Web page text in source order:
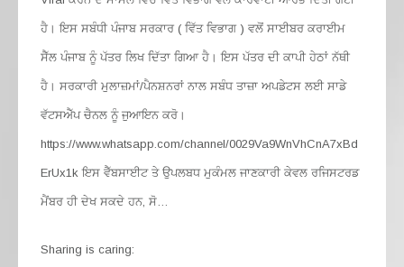
ਹੈ। ਇਸ ਸਬੰਧੀ ਪੰਜਾਬ ਸਰਕਾਰ ( ਵਿੱਤ ਵਿਭਾਗ ) ਵਲੋਂ ਸਾਈਬਰ ਕਰਾਈਮ
ਸੈੱਲ ਪੰਜਾਬ ਨੂੰ ਪੱਤਰ ਲਿਖ ਦਿੱਤਾ ਗਿਆ ਹੈ। ਇਸ ਪੱਤਰ ਦੀ ਕਾਪੀ ਹੇਠਾਂ ਨੱਥੀ
ਹੈ। ਸਰਕਾਰੀ ਮੁਲਾਜ਼ਮਾਂ/ਪੈਨਸ਼ਨਰਾਂ ਨਾਲ ਸਬੰਧ ਤਾਜ਼ਾ ਅਪਡੇਟਸ ਲਈ ਸਾਡੇ
ਵੱਟਸਐੱਪ ਚੈਨਲ ਨੂੰ ਜੁਆਇਨ ਕਰੋ।
https://www.whatsapp.com/channel/0029Va9WnVhCnA7xBd
ErUx1k ਇਸ ਵੈੱਬਸਾਈਟ ਤੇ ਉਪਲਬਧ ਮੁਕੰਮਲ ਜਾਣਕਾਰੀ ਕੇਵਲ ਰਜਿਸਟਰਡ
ਮੈਂਬਰ ਹੀ ਦੇਖ ਸਕਦੇ ਹਨ, ਸੋ…
Sharing is caring: